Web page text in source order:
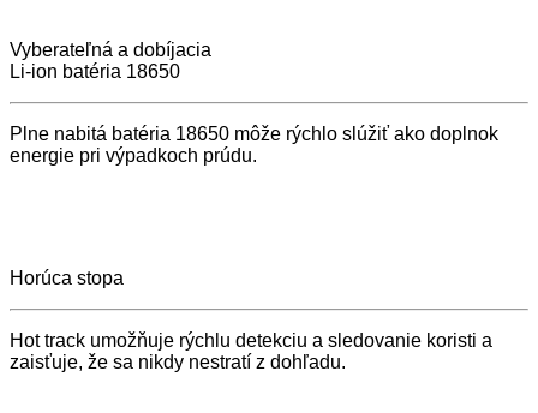
Vyberateľná a dobíjacia
Li-ion batéria 18650
Plne nabitá batéria 18650 môže rýchlo slúžiť ako doplnok
energie pri výpadkoch prúdu.
Horúca stopa
Hot track umožňuje rýchlu detekciu a sledovanie koristi a
zaisťuje, že sa nikdy nestratí z dohľadu.